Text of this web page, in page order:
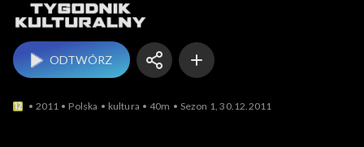
ODTWÓRZ
2011 Polska kultura 40m Sezon 1, 30.12.2011